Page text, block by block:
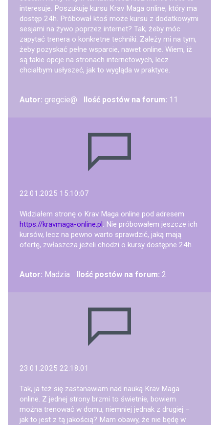
interesuje. Poszukuję kursu Krav Maga online, który ma
dostęp 24h. Próbował ktoś może kursu z dodatkowymi
sesjami na żywo poprzez internet? Tak, żeby móc
zapytać trenera o konkretne techniki. Zależy mi na tym,
żeby pozyskać pełne wsparcie, nawet online. Wiem, iż
są takie opcje na stronach internetowych, lecz
chciałbym usłyszeć, jak to wygląda w praktyce.
Autor: gregcie@ Ilość postów na forum: 11
22.01.2025 15:10:07
Widziałem stronę o Krav Maga online pod adresem
https://kravmaga-online.pl. Nie próbowałem jeszcze ich
kursów, lecz na pewno warto sprawdzić, jaką mają
ofertę, zwłaszcza jeżeli chodzi o kursy dostępne 24h.
Autor: Madzia Ilość postów na forum: 2
23.01.2025 22:18:01
Tak, ja też się zastanawiam nad nauką Krav Maga
online. Z jednej strony brzmi to świetnie, bowiem
można trenować w domu, niemniej jednak z drugiej –
jak to jest z tą jakością? Mam obawy, że nie będę w